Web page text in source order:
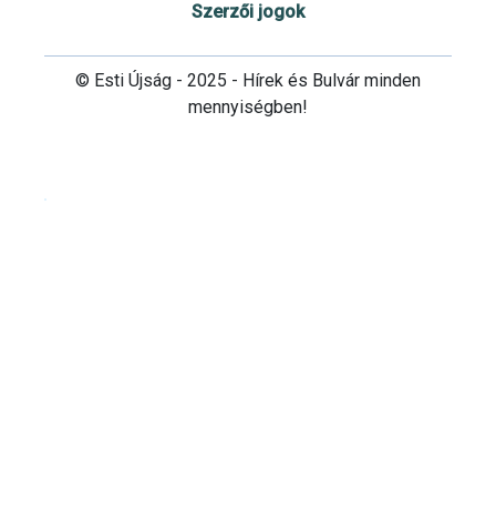
Szerzői jogok
© Esti Újság - 2025 - Hírek és Bulvár minden
mennyiségben!